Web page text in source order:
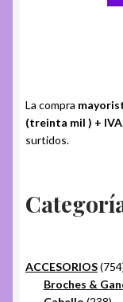
La compra
(treinta mil ) + IVA
surtidos.
ACCESORIOS 754
Broches &